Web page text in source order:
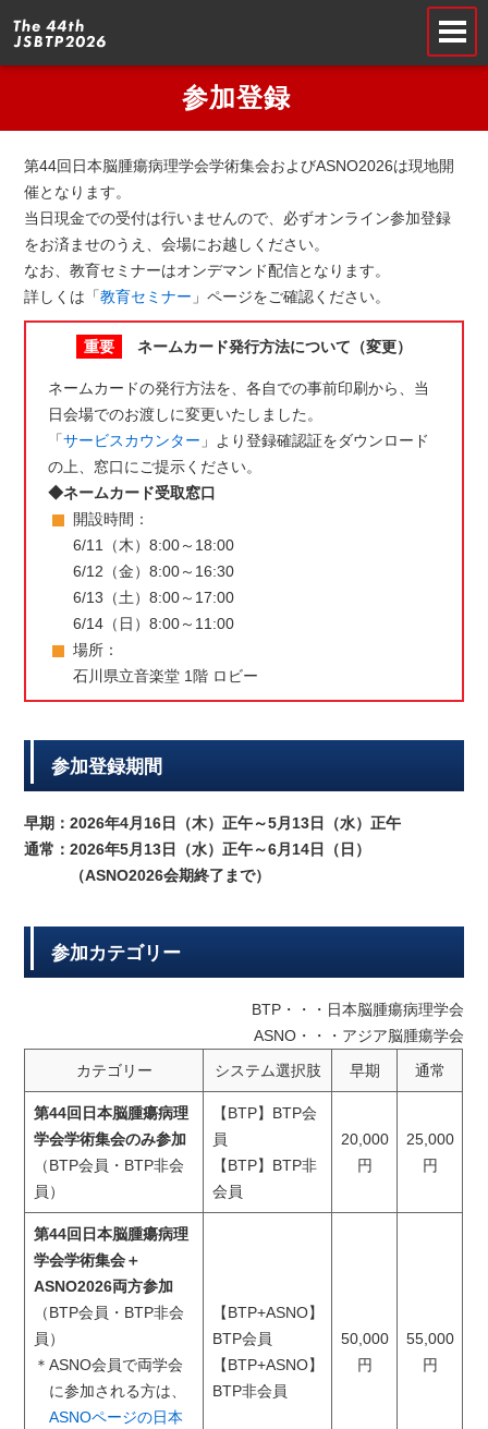
参加登録
第44回日本脳腫瘍病理学会学術集会およびASNO2026は現地開
催となります。
当日現金での受付は行いませんので、必ずオンライン参加登録
をお済ませのうえ、会場にお越しください。
なお、教育セミナーはオンデマンド配信となります。
詳しくは「教育セミナー 」ページをご確認ください。
重要 ネームカード発行方法について（変更）
ネームカードの発行方法を、各自での事前印刷から、当
日会場でのお渡しに変更いたしました。
「サービスカウンター 」より登録確認証をダウンロード
の上、窓口にご提示ください。
◆ネームカード受取窓口
開設時間：
6/11（木）8:00～18:00
6/12（金）8:00～16:30
6/13（土）8:00～17:00
6/14（日）8:00～11:00
場所：
石川県立音楽堂 1階 ロビー
参加登録期間
早期：2026年4月16日（木）正午～5月13日（水）正午
通常：2026年5月13日（水）正午～6月14日（日）
（ASNO2026会期終了まで）
参加カテゴリー
BTP・・・日本脳腫瘍病理学会
ASNO・・・アジア脳腫瘍学会
カテゴリー
システム選択肢 早期 通常
第44回日本脳腫瘍病理
学会学術集会のみ参加
（BTP会員・BTP非会
員）
【BTP】BTP会
員
【BTP】BTP非
会員
20,000
円
25,000
円
第44回日本脳腫瘍病理
学会学術集会＋
ASNO2026両方参加
（BTP会員・BTP非会
員）
＊ASNO会員で両学会
に参加される方は、
ASNOページの日本
【BTP+ASNO】
BTP会員
【BTP+ASNO】
BTP非会員
50,000
円
55,000
円